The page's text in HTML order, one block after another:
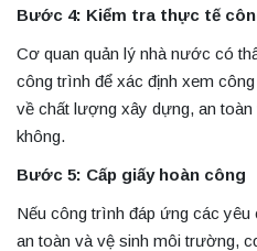
Bước 4: Kiểm tra thực tế
Cơ quan quản lý nhà nước có
công trình để xác định xem
về chất lượng xây dựng, an
không.
Bước 5: Cấp giấy hoàn công
Nếu công trình đáp ứng các
an toàn và vệ sinh môi trường,